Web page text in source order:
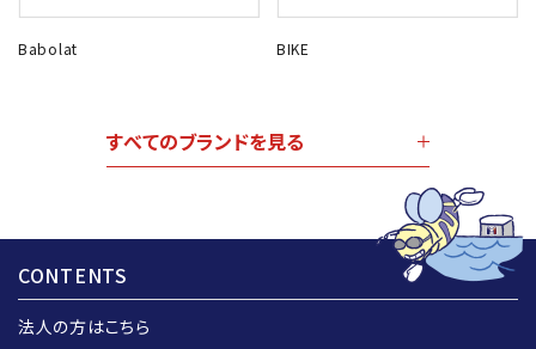
Babolat BIKE
すべてのブランドを見る
CONTENTS
法人の方はこちら